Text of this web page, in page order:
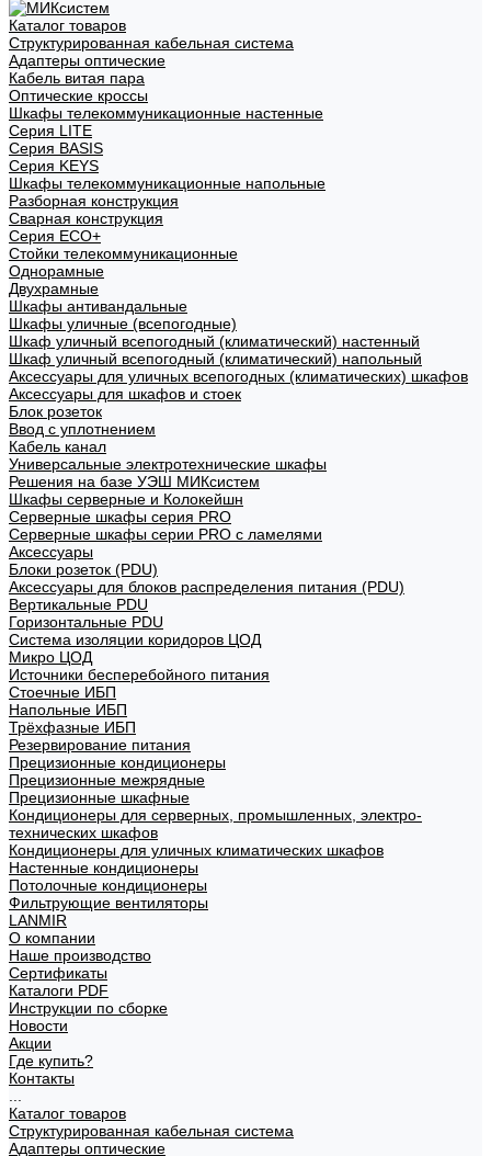
Каталог товаров
Структурированная кабельная система
Адаптеры оптические
Кабель витая пара
Оптические кроссы
Шкафы телекоммуникационные настенные
Cерия LITE
Cерия BASIS
Cерия KEYS
Шкафы телекоммуникационные напольные
Разборная конструкция
Сварная конструкция
Серия ECO+
Стойки телекоммуникационные
Однорамные
Двухрамные
Шкафы антивандальные
Шкафы уличные (всепогодные)
Шкаф уличный всепогодный (климатический) настенный
Шкаф уличный всепогодный (климатический) напольный
Аксессуары для уличных всепогодных (климатических) шкафов
Аксессуары для шкафов и стоек
Блок розеток
Ввод с уплотнением
Кабель канал
Универсальные электротехнические шкафы
Решения на базе УЭШ МИКсистем
Шкафы серверные и Колокейшн
Серверные шкафы серия PRO
Серверные шкафы серии PRO с ламелями
Аксессуары
Блоки розеток (PDU)
Аксессуары для блоков распределения питания (PDU)
Вертикальные PDU
Горизонтальные PDU
Система изоляции коридоров ЦОД
Микро ЦОД
Источники бесперебойного питания
Стоечные ИБП
Напольные ИБП
Трёхфазные ИБП
Резервирование питания
Прецизионные кондиционеры
Прецизионные межрядные
Прецизионные шкафные
Кондиционеры для серверных, промышленных, электро-
технических шкафов
Кондиционеры для уличных климатических шкафов
Настенные кондиционеры
Потолочные кондиционеры
Фильтрующие вентиляторы
LANMIR
О компании
Наше производство
Сертификаты
Каталоги PDF
Инструкции по сборке
Новости
Акции
Где купить?
Контакты
Каталог товаров
Структурированная кабельная система
Адаптеры оптические